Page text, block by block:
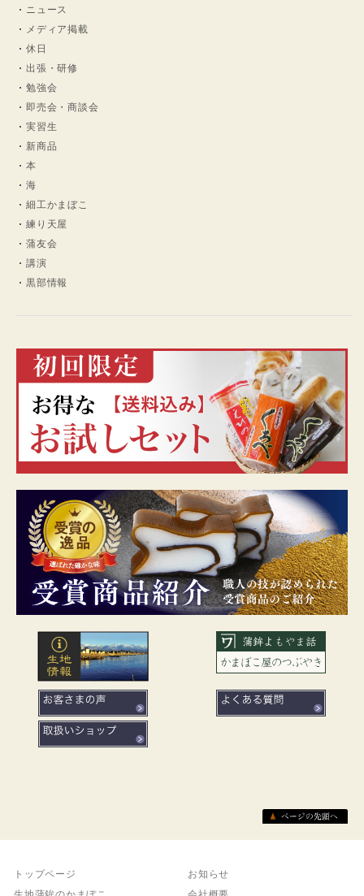
ニュース
メディア掲載
休日
出張・研修
勉強会
即売会・商談会
実習生
新商品
本
海
細工かまぼこ
練り天屋
蒲友会
講演
黒部情報
トップページ
お知らせ